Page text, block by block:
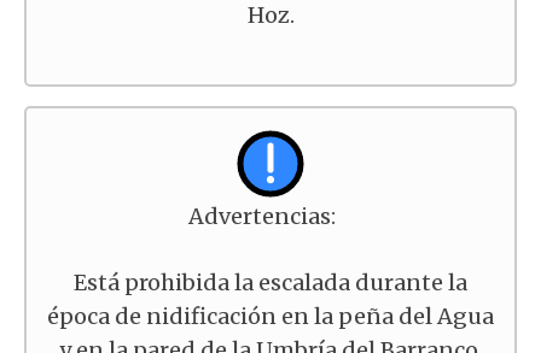
Hoz.
Advertencias:
Está prohibida la escalada durante la
época de nidificación en la peña del Agua